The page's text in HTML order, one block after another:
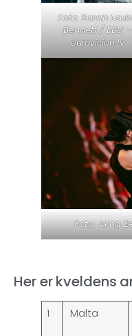
Foto: Sarah
Bennett / EBU –
eurovision.tv
Foto: Alma
Her er kveldens
1 Malta